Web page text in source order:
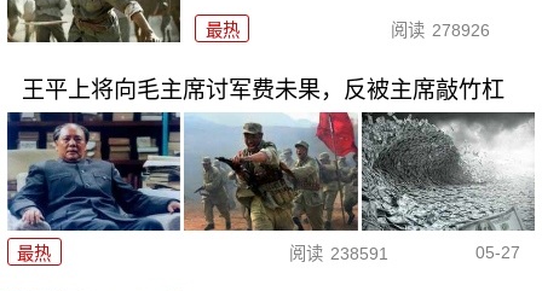
最热 阅读 278926
王平上将向毛主席讨军费未果，反被主席敲竹杠
最热 阅读 238591 05-27